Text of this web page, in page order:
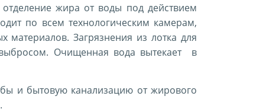
жира от воды под действием
по всем технологическим камерам,
материалов. Загрязнения из лотка для
Очищенная вода вытекает в
и бытовую канализацию от жирового